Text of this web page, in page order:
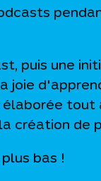
puis une
joie
tout
création de
bas !